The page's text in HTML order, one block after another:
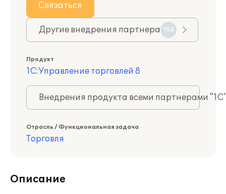
Связаться
Другие внедрения партнера 152
Продукт
1С:Управление торговлей 8
Внедрения продукта всеми партнерами
Отрасль / Функциональная задача
Торговля
Описание